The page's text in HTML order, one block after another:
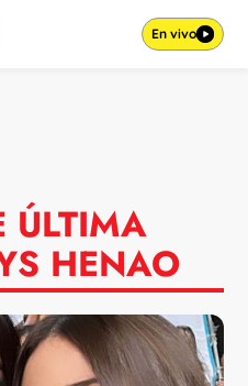
En vivo
ÚLTIMA
HENAO